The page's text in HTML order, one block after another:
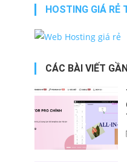
HOSTING GIÁ RẺ
CÁC BÀI VIẾT